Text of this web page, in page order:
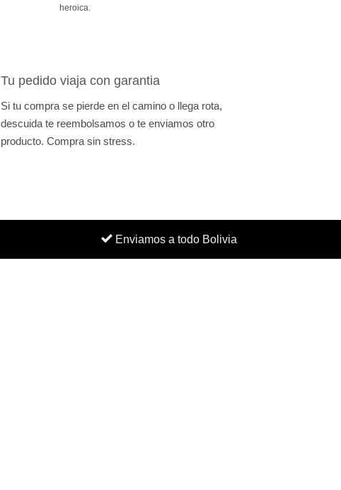
heroica.
Tu pedido viaja con garantia
Si tu compra se pierde en el camino o llega rota,
descuida te reembolsamos o te enviamos otro
producto. Compra sin stress.
Enviamos a todo Bolivia